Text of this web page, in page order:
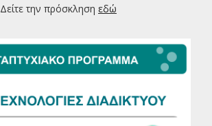
Δείτε την πρόσκληση εδώ